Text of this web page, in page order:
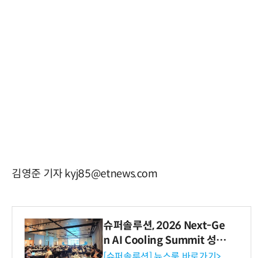
김영준 기자 kyj85@etnews.com
슈퍼솔루션, 2026 Next-Ge
n AI Cooling Summit 성황
리 성료